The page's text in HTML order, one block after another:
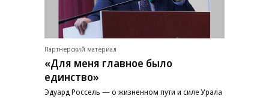
Партнерский материал
«Для меня главное было
единство»
Эдуард Россель — о жизненном пути и силе Урала